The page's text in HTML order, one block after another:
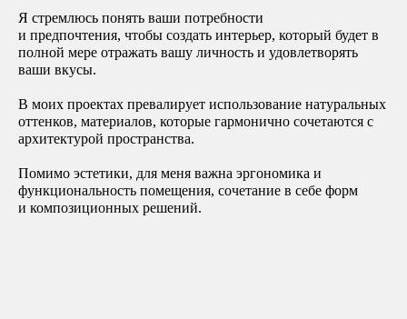
Я стремлюсь понять ваши потребности
и предпочтения, чтобы создать интерьер, который будет в
полной мере отражать вашу личность и удовлетворять
ваши вкусы.
В моих проектах превалирует использование натуральных
оттенков, материалов, которые гармонично сочетаются с
архитектурой пространства.
Помимо эстетики, для меня важна эргономика и
функциональность помещения, сочетание в себе форм
и композиционных решений.